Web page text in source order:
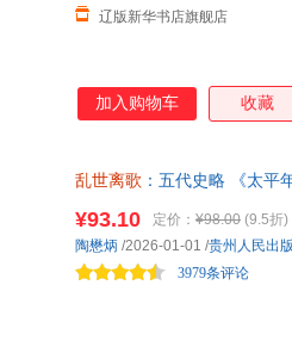
辽版新华书店旗舰店
加入购物车 收藏
乱世离歌 ：五代史略 《太平
¥93.10 定价： ¥98.00 (9.5折)
3979条评论
陶懋炳 /2026-01-01 /贵州人民出